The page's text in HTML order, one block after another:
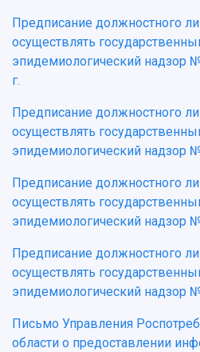
Предписание должностного
осуществлять
эпидемиологический надзор
г.
Предписание должностного
осуществлять
эпидемиологический надзор
Предписание должностного
осуществлять
эпидемиологический надзор
Предписание должностного
осуществлять
эпидемиологический надзор
Письмо Управления
области о предоставлении